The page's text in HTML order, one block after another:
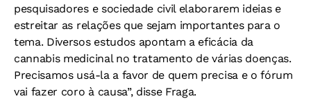
pesquisadores e sociedade civil elaborarem ideias e
estreitar as relações que sejam importantes para o
tema. Diversos estudos apontam a eficácia da
cannabis medicinal no tratamento de várias doenças.
Precisamos usá-la a favor de quem precisa e o fórum
vai fazer coro à causa”, disse Fraga.